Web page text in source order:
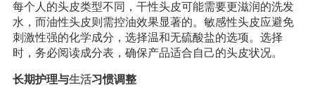
每个人的头皮类型不同，干性头皮可能需要更滋润的洗发
水，而油性头皮则需控油效果显著的。敏感性头皮应避免
刺激性强的化学成分，选择温和无硫酸盐的选项。选择
时，务必阅读成分表，确保产品适合自己的头皮状况。
长期护理与生活习惯调整